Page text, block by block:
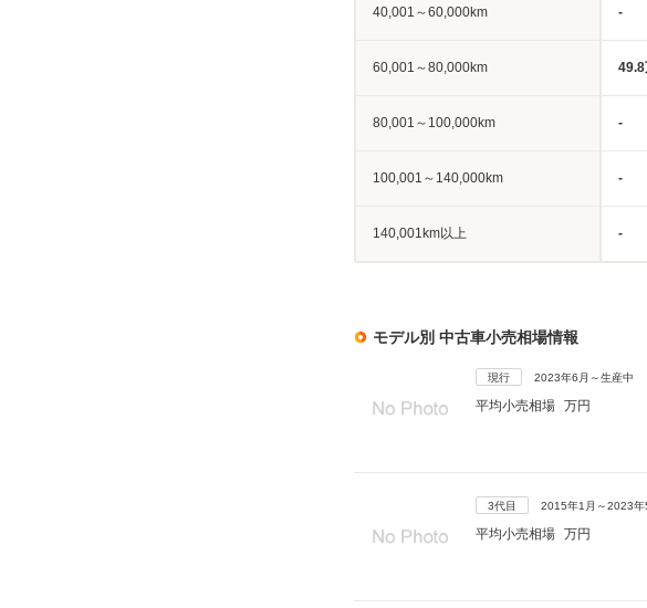
40,001～60,000km -
60,001～80,000km 49.8
80,001～100,000km -
100,001～140,000km -
140,001km以上 -
モデル別 中古車小売相場情報
現行 2023年6月～生産中
平均小売相場 万円
3代目 2015年1月～2023年
平均小売相場 万円